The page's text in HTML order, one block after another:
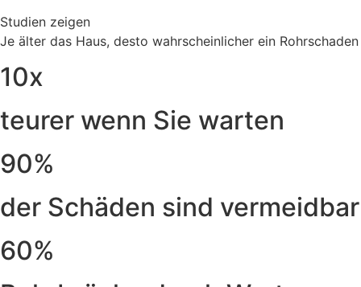
Studien zeigen
Je älter das Haus, desto wahrscheinlicher ein Rohrschaden
10x
teurer wenn Sie warten
90%
der Schäden sind vermeidbar
60%